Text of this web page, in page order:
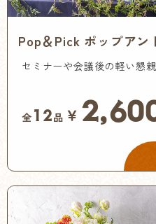
Pop＆Pick ポップアン
セミナーや会議後の軽い懇親
全 12品 ￥